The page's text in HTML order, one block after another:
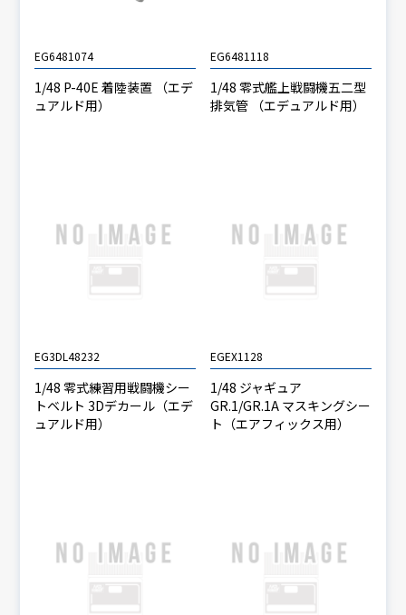
EG6481074
1/48 P-40E 着陸装置 （エデ
ュアルド用）
EG6481118
1/48 零式艦上戦闘機五二型
排気管 （エデュアルド用）
EG3DL48232
1/48 零式練習用戦闘機シー
トベルト 3Dデカール（エデ
ュアルド用）
EGEX1128
1/48 ジャギュア
GR.1/GR.1A マスキングシー
ト（エアフィックス用）